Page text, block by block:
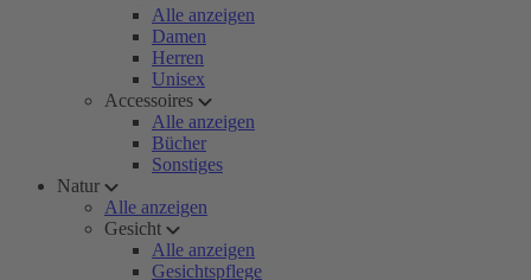
Alle anzeigen
Damen
Herren
Unisex
Accessoires
Alle anzeigen
Bücher
Sonstiges
Natur
Alle anzeigen
Gesicht
Alle anzeigen
Gesichtspflege